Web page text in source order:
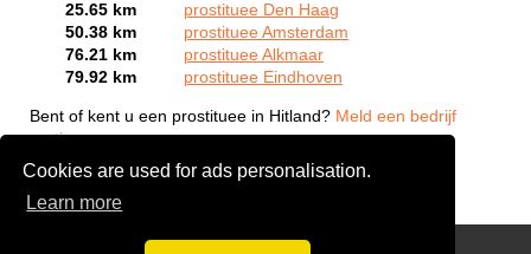
Cookies are used for ads personalisation.
Learn more
25.65 km
prostituee Den Haag
50.38 km
prostituee Amsterdam
76.21 km
prostituee Alkmaar
79.92 km
prostituee Eindhoven
Bent of kent u een prostituee in Hitland? Meld een bedrijf
gratis aan